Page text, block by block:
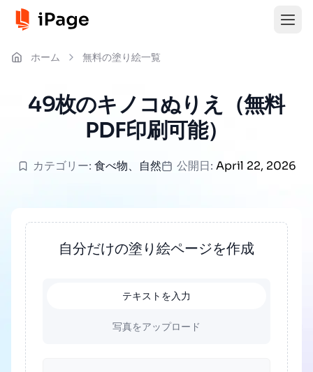
ホーム 無料の塗り絵一覧
49枚のキノコぬりえ（無料
PDF印刷可能）
カテゴリー: 食べ物、 自然 公開日: April 22, 2026
自分だけの塗り絵ページを作成
テキストを入力
写真をアップロード